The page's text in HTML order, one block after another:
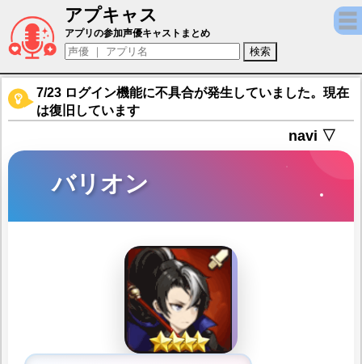
アプキャス
バリオン（声優：榎吉麻弥)【【新作】ブラ
アプリの参加声優キャストまとめ
7/23 ログイン機能に不具合が発生していました。現在
は復旧しています
navi ▽
バリオン